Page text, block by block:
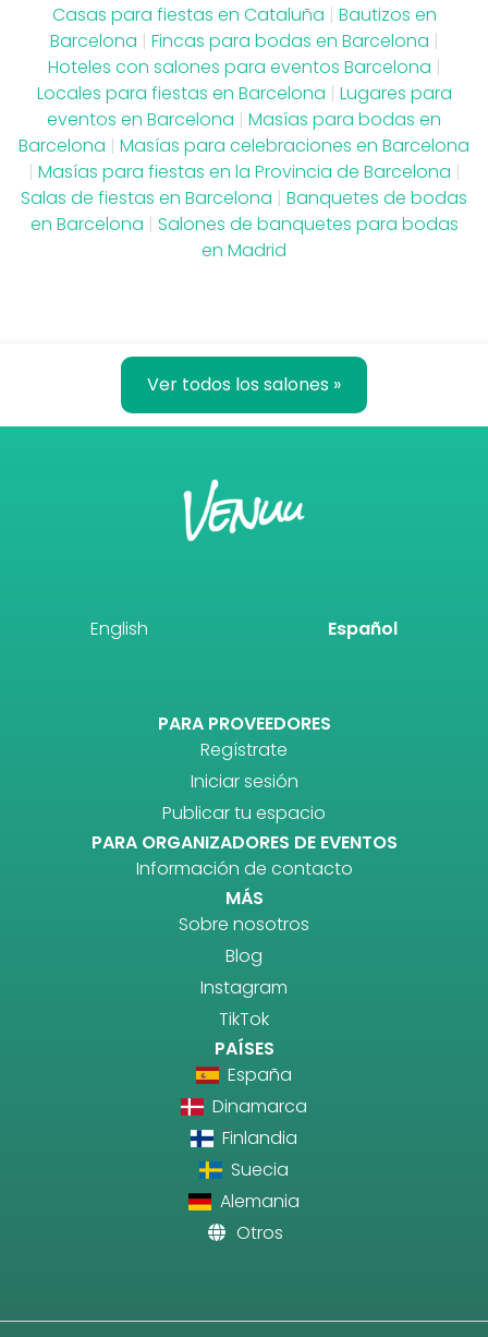
Casas para fiestas en Cataluña | Bautizos en
Barcelona | Fincas para bodas en Barcelona |
Hoteles con salones para eventos Barcelona |
Locales para fiestas en Barcelona | Lugares para
eventos en Barcelona | Masías para bodas en
Barcelona | Masías para celebraciones en Barcelona
| Masías para fiestas en la Provincia de Barcelona |
Salas de fiestas en Barcelona | Banquetes de bodas
en Barcelona | Salones de banquetes para bodas
en Madrid
Ver todos los salones »
English Español
PARA PROVEEDORES
Regístrate
Iniciar sesión
Publicar tu espacio
PARA ORGANIZADORES DE EVENTOS
Información de contacto
MÁS
Sobre nosotros
Blog
Instagram
TikTok
PAÍSES
España
Dinamarca
Finlandia
Suecia
Alemania
Otros